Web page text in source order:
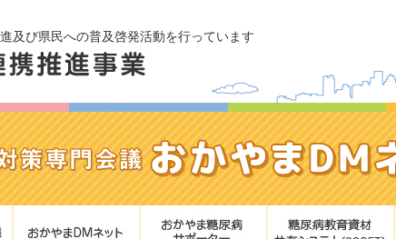
及び県民への普及啓発活動を行っています